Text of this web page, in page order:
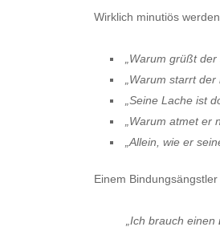
Wirklich minutiös
Warum grüßt der
Warum starrt der
Seine Lache ist
„Warum atmet er
Allein, wie er
Einem
Ich brauch einen